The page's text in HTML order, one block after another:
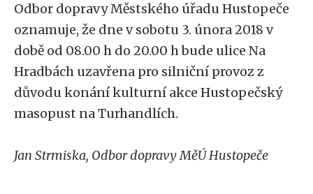
Odbor dopravy Městského úřadu Hustopeče
oznamuje, že dne v sobotu 3. února 2018 v
době od 08.00 h do 20.00 h bude ulice Na
Hradbách uzavřena pro silniční provoz z
důvodu konání kulturní akce Hustopečský
masopust na Turhandlích.
Jan Strmiska, Odbor dopravy MěÚ Hustopeče